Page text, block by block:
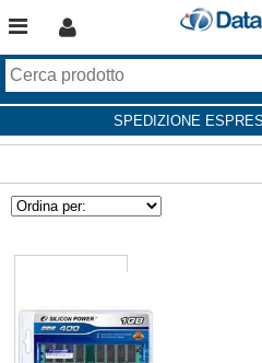
SPEDIZIONE